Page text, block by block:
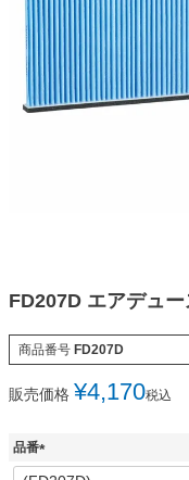
FD207D エアデュ
商品番号 FD207D
販売価格 ¥4,170税込
品番
(